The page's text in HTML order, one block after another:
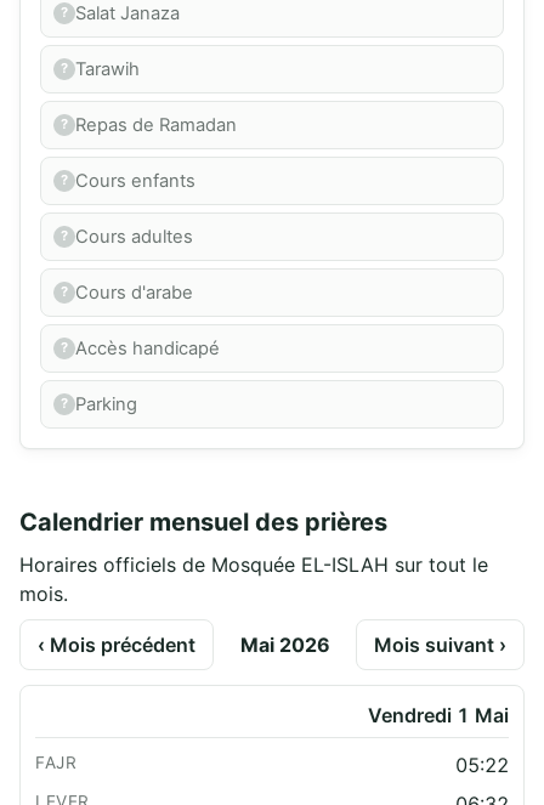
Salat Janaza
Tarawih
Repas de Ramadan
Cours enfants
Cours adultes
Cours d'arabe
Accès handicapé
Parking
Calendrier mensuel des prières
Horaires officiels de Mosquée EL-ISLAH sur tout le
mois.
‹ Mois précédent Mai 2026 Mois suivant ›
Vendredi 1 Mai
05:22